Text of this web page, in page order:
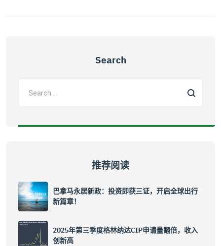
Search
推荐阅读
巴拿马永居新政：投资即获三证，开启全球出行
新篇章！
2025年第三季度格林纳达CIP申请量翻倍，收入
创新高